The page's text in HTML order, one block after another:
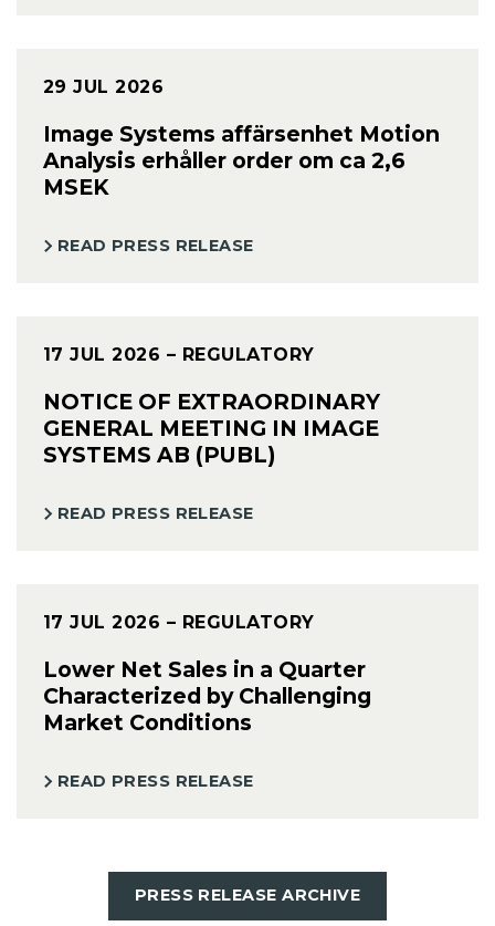
29 JUL 2026
Image Systems affärsenhet Motion
Analysis erhåller order om ca 2,6
MSEK
READ PRESS RELEASE
17 JUL 2026 – REGULATORY
NOTICE OF EXTRAORDINARY
GENERAL MEETING IN IMAGE
SYSTEMS AB (PUBL)
READ PRESS RELEASE
17 JUL 2026 – REGULATORY
Lower Net Sales in a Quarter
Characterized by Challenging
Market Conditions
READ PRESS RELEASE
PRESS RELEASE ARCHIVE